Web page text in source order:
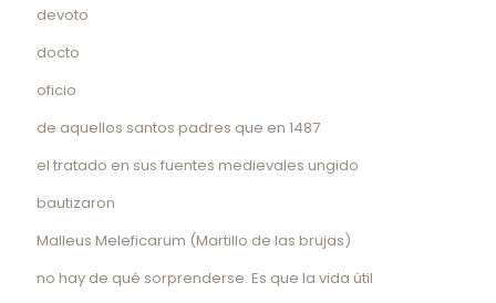
devoto
docto
oficio
de aquellos santos padres que en 1487
el tratado en sus fuentes medievales ungido
bautizaron
Malleus Meleficarum (Martillo de las brujas)
no hay de qué sorprenderse. Es que la vida útil